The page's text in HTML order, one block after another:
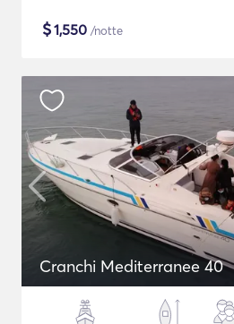
$1,550 /notte
Cranchi Mediterranee 40